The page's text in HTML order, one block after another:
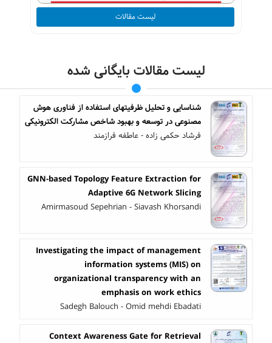
لیست مقالات
لیست مقالات بایگانی شده
شناسایی و تحلیل ظرفیتهای استفاده از فناوری هوش
مصنوعی در توسعه و بهبود شاخص مشارکت الکترونیکی
فرشاد حکمی زاده - عاطفه فرازمند
GNN-based Topology Feature Extraction for
Adaptive 6G Network Slicing
Amirmasoud Sepehrian - Siavash Khorsandi
Investigating the impact of management
information systems (MIS) on
organizational transparency with an
emphasis on work ethics
Sadegh Balouch - Omid mehdi Ebadati
Context Awareness Gate for Retrieval